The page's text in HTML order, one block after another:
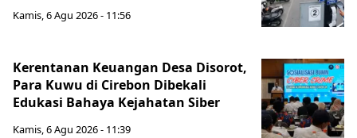
Kamis, 6 Agu 2026 - 11:56
Kerentanan Keuangan Desa Disorot,
Para Kuwu di Cirebon Dibekali
Edukasi Bahaya Kejahatan Siber
Kamis, 6 Agu 2026 - 11:39